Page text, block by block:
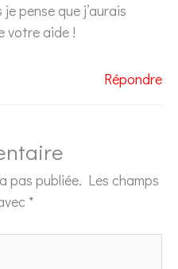
pense que j’aurais
votre aide !
Répondre
pas publiée. Les champs
*